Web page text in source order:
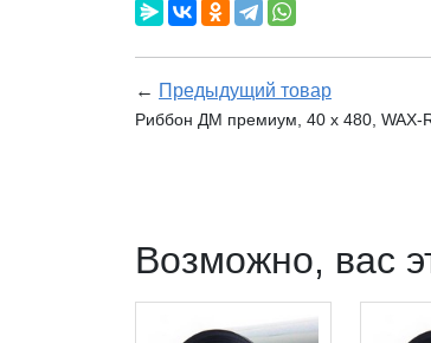
← Предыдущий товар
Риббон ДМ премиум, 40 х 480, WAX-
Возможно, вас